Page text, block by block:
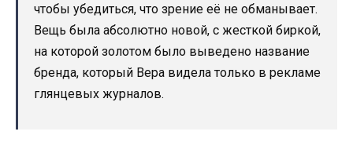
чтобы убедиться, что зрение её не обманывает.
Вещь была абсолютно новой, с жесткой биркой,
на которой золотом было выведено название
бренда, который Вера видела только в рекламе
глянцевых журналов.